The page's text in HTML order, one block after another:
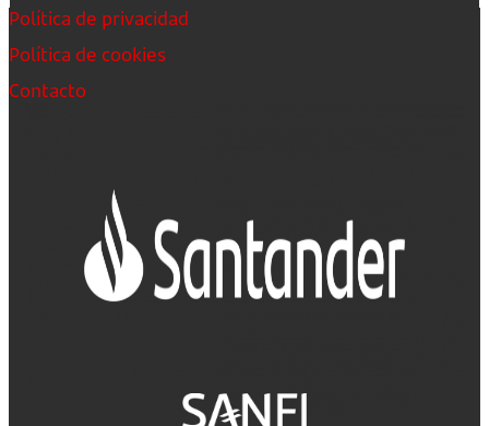
Política de privacidad
Política de cookies
Contacto